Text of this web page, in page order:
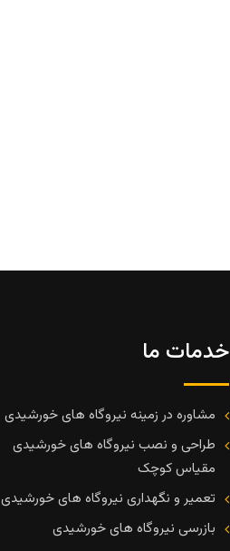
خدمات ما
مشاوره در زمینه نیروگاه های خورشیدی
طراحی و نصب نیروگاه های خورشیدی
مقیاس کوچک
تعمیر و نگهداری نیروگاه های خورشیدی
بازرسی نیروگاه های خورشیدی